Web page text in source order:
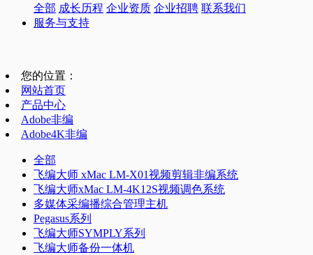
全部 成长历程 企业资质 企业招聘 联系我们
服务与支持
您的位置：
网站首页
产品中心
Adobe非编
Adobe4K非编
全部
飞编大师 xMac LM-X01视频剪辑非编系统
飞编大师xMac LM-4K12S视频调色系统
多媒体采编播综合管理主机
Pegasus系列
飞编大师SYMPLY系列
飞编大师备份一体机